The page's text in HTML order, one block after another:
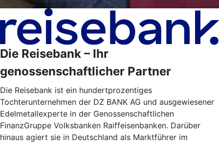
Die Reisebank – Ihr
genossenschaftlicher Partner
Die Reisebank ist ein hundertprozentiges
Tochterunternehmen der DZ BANK AG und ausgewiesener
Edelmetallexperte in der Genossenschaftlichen
FinanzGruppe Volksbanken Raiffeisenbanken. Darüber
hinaus agiert sie in Deutschland als Marktführer im